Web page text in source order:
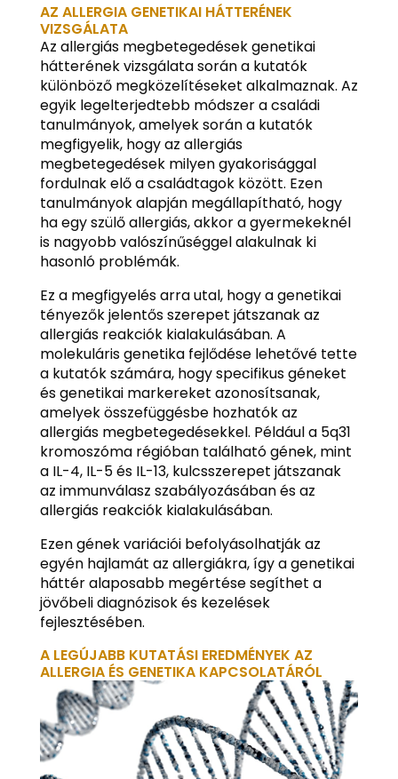
AZ ALLERGIA GENETIKAI HÁTTERÉNEK
VIZSGÁLATA
Az allergiás megbetegedések genetikai
hátterének vizsgálata során a kutatók
különböző megközelítéseket alkalmaznak. Az
egyik legelterjedtebb módszer a családi
tanulmányok, amelyek során a kutatók
megfigyelik, hogy az allergiás
megbetegedések milyen gyakorisággal
fordulnak elő a családtagok között. Ezen
tanulmányok alapján megállapítható, hogy
ha egy szülő allergiás, akkor a gyermekeknél
is nagyobb valószínűséggel alakulnak ki
hasonló problémák.
Ez a megfigyelés arra utal, hogy a genetikai
tényezők jelentős szerepet játszanak az
allergiás reakciók kialakulásában. A
molekuláris genetika fejlődése lehetővé tette
a kutatók számára, hogy specifikus géneket
és genetikai markereket azonosítsanak,
amelyek összefüggésbe hozhatók az
allergiás megbetegedésekkel. Például a 5q31
kromoszóma régióban található gének, mint
a IL-4, IL-5 és IL-13, kulcsszerepet játszanak
az immunválasz szabályozásában és az
allergiás reakciók kialakulásában.
Ezen gének variációi befolyásolhatják az
egyén hajlamát az allergiákra, így a genetikai
háttér alaposabb megértése segíthet a
jövőbeli diagnózisok és kezelések
fejlesztésében.
A LEGÚJABB KUTATÁSI EREDMÉNYEK AZ
ALLERGIA ÉS GENETIKA KAPCSOLATÁRÓL